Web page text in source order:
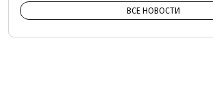
ВСЕ НОВОСТИ